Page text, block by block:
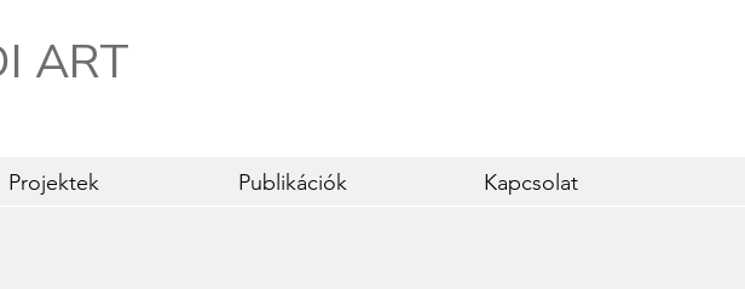
ART
Projektek Publikációk Kapcsolat